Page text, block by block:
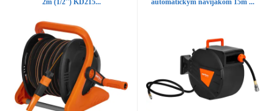
2m (1/2'') KD215...
automatickým navijákom 15m ...